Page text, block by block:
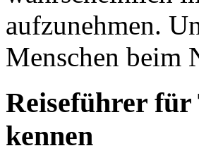
aufzunehmen.
Menschen beim
Reiseführer für
kennen